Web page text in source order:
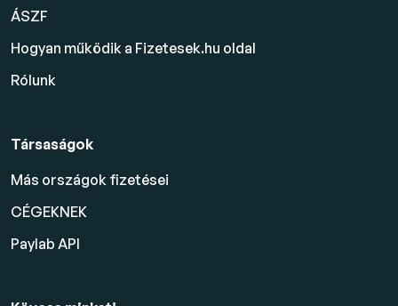
ÁSZF
Hogyan működik a Fizetesek.hu oldal
Rólunk
Társaságok
Más országok fizetései
CÉGEKNEK
Paylab API